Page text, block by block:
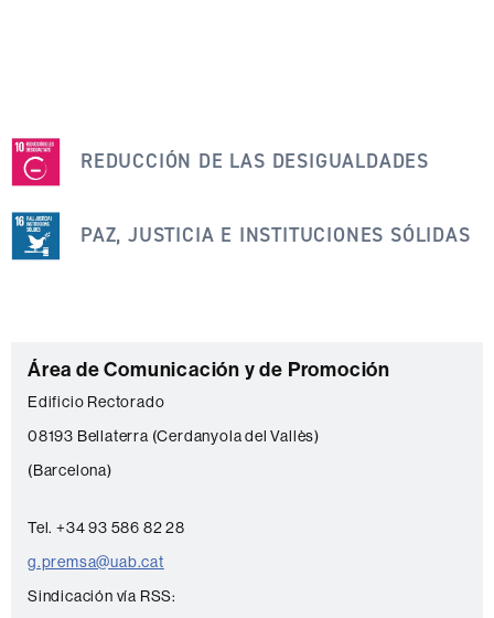
noticia
se
engloba
dentro
siguientes
ODS
REDUCCIÓN DE LAS DESIGUALDADES
PAZ, JUSTICIA E INSTITUCIONES SÓLIDAS
C
o
n
t
c
t
o
Área de Comunicación y de Promoción
Edificio Rectorado
08193 Bellaterra (Cerdanyola del Vallès)
(Barcelona)
Tel. +34 93 586 82 28
g.premsa@uab.cat
Sindicación vía RSS: